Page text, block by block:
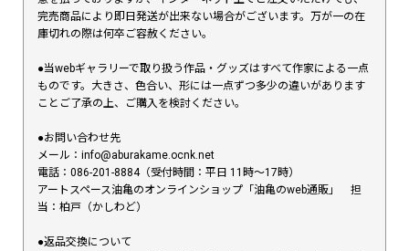
完売商品により即日発送が出来ない場合がございます。万が一の在
庫切れの際は何卒ご容赦ください。
●当webギャラリーで取り扱う作品・グッズはすべて作家による一点
ものです。大きさ、色合い、形には一点ずつ多少の違いがあります
ことご了承の上、ご購入を検討ください。
●お問い合わせ先
メール：info@aburakame.ocnk.net
電話：086-201-8884（受付時間：平日 11時〜17時）
アートスペース油亀のオンラインショップ「油亀のweb通販」 担
当：柏戸（かしわど）
●返品交換について